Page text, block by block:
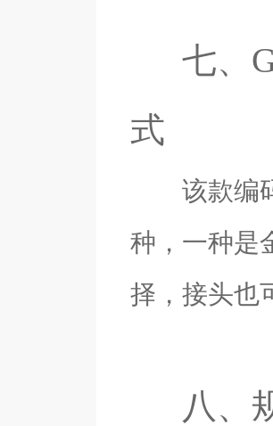
七、
式
该款编码
种，一种是
择，接头也
八、